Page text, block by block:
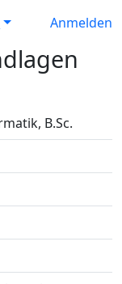
Anmelden
B.Sc.